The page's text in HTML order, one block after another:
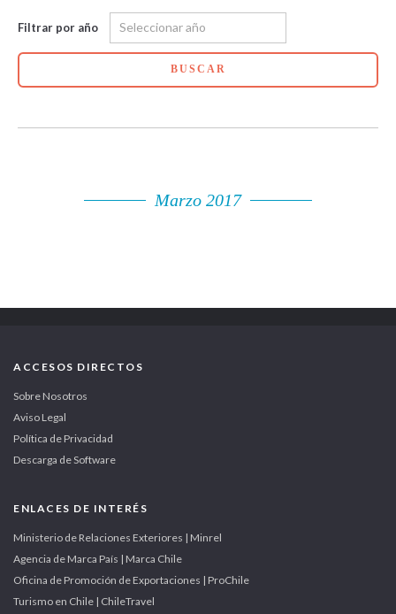
Filtrar por año
BUSCAR
Marzo 2017
ACCESOS DIRECTOS
Sobre Nosotros
Aviso Legal
Política de Privacidad
Descarga de Software
ENLACES DE INTERÉS
Ministerio de Relaciones Exteriores | Minrel
Agencia de Marca País | Marca Chile
Oficina de Promoción de Exportaciones | ProChile
Turismo en Chile | ChileTravel